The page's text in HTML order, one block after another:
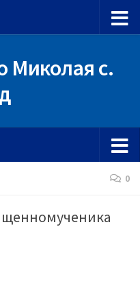
Миколая с.
0